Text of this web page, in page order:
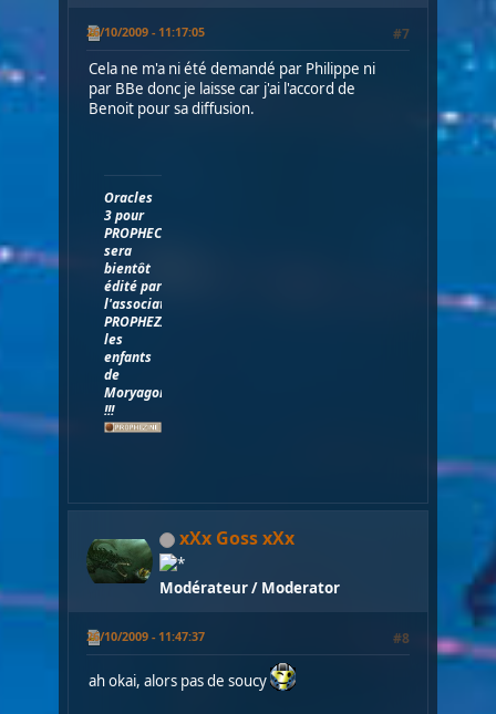
26/10/2009 - 11:17:05 #7
Cela ne m'a ni été demandé par Philippe ni
par BBe donc je laisse car j'ai l'accord de
Benoit pour sa diffusion.
Oracles
3 pour
PROPHECY
sera
bientôt
édité par
l'association
PROPHEZINE,
les
enfants
de
Moryagorn
!!!
xXx Goss xXx
Modérateur / Moderator
26/10/2009 - 11:47:37 #8
ah okai, alors pas de soucy